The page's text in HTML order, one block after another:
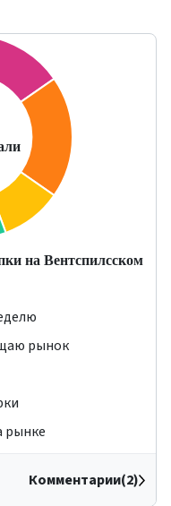
на Вентспилсском
рынок
рынке
Комментарии(2)